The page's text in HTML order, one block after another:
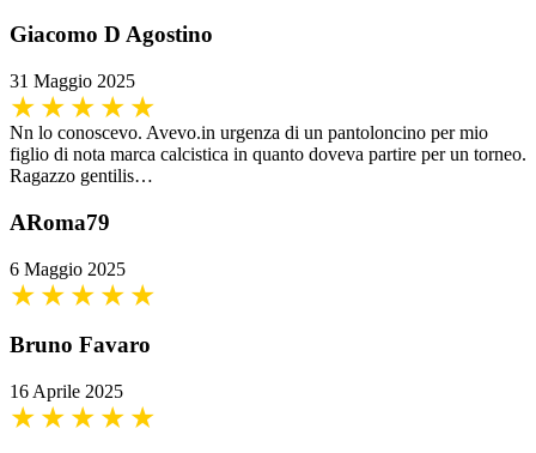
Giacomo D Agostino
31 Maggio 2025
Nn lo conoscevo. Avevo.in urgenza di un pantoloncino per mio
figlio di nota marca calcistica in quanto doveva partire per un torneo.
Ragazzo gentilis…
ARoma79
6 Maggio 2025
Bruno Favaro
16 Aprile 2025